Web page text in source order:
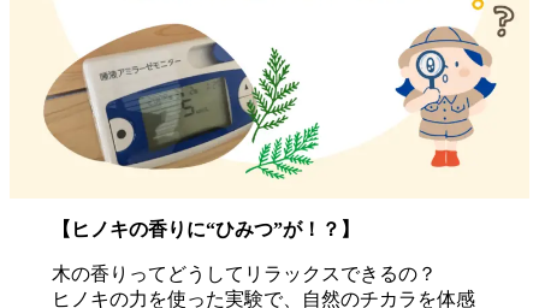
【ヒノキの香りに“ひみつ”が！？】
木の香りってどうしてリラックスできるの？
ヒノキの力を使った実験で、自然のチカラを体感